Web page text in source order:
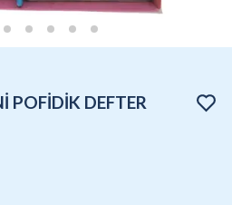
POFİDİK DEFTER